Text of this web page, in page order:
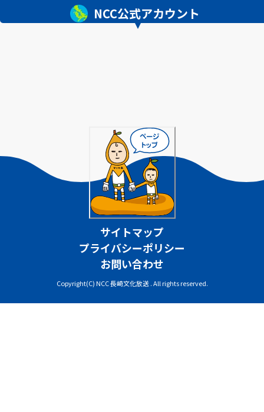
NCC公式アカウント
サイトマップ
プライバシーポリシー
お問い合わせ
Copyright(C) NCC 長崎文化放送 . All rights reserved.